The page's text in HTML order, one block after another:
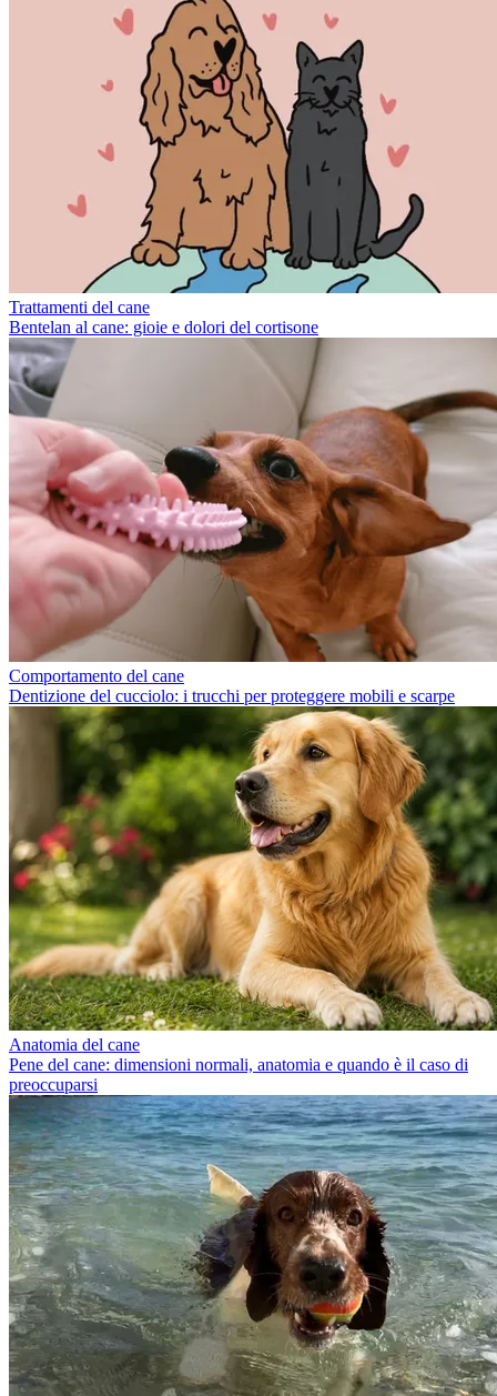
Trattamenti del cane
Bentelan al cane: gioie e dolori del cortisone
Comportamento del cane
Dentizione del cucciolo: i trucchi per proteggere mobili e scarpe
Anatomia del cane
Pene del cane: dimensioni normali, anatomia e quando è il caso di
preoccuparsi